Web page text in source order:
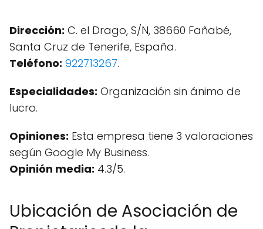
Dirección: C. el Drago, S/N, 38660 Fañabé,
Santa Cruz de Tenerife, España.
Teléfono: 922713267.
Especialidades: Organización sin ánimo de
lucro.
Opiniones: Esta empresa tiene 3 valoraciones
según Google My Business.
Opinión media: 4.3/5.
Ubicación de Asociación de